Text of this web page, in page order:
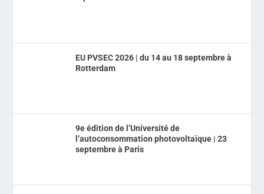
EU PVSEC 2026 | du 14 au 18 septembre à
Rotterdam
9e édition de l’Université de
l’autoconsommation photovoltaïque | 23
septembre à Paris